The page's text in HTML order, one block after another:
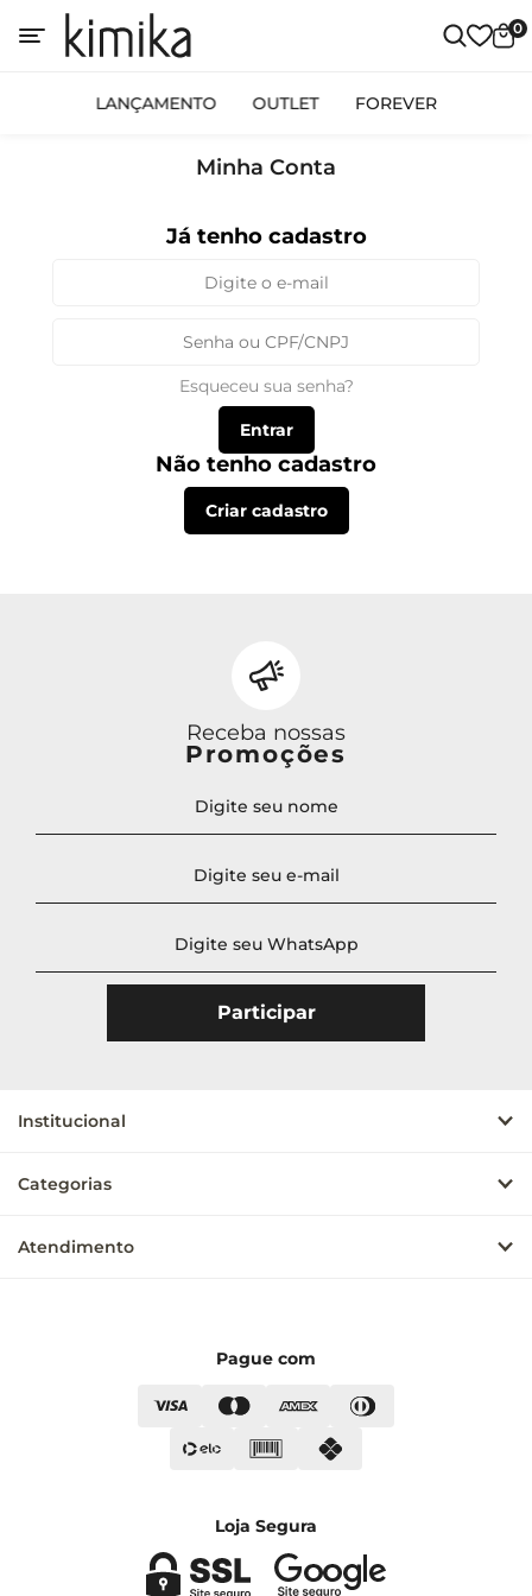
0
LANÇAMENTO OUTLET FOREVER
Minha Conta
Já tenho cadastro
Esqueceu sua senha?
Entrar
Não tenho cadastro
Criar cadastro
Receba nossas
Promoções
Institucional
Categorias
Atendimento
Pague com
Loja Segura